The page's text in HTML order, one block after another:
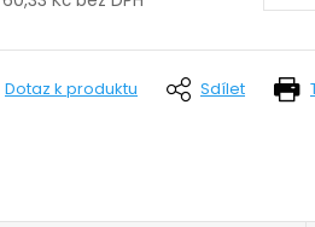
Dotaz k produktu Sdílet